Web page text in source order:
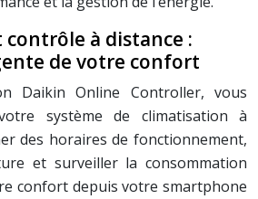
à distance :
de votre confort
Daikin Online Controller, vous
système de climatisation à
des horaires de fonctionnement,
et surveiller la consommation
confort depuis votre smartphone